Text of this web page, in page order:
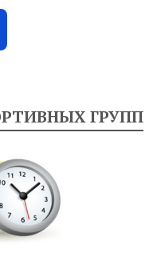
ГРУПП